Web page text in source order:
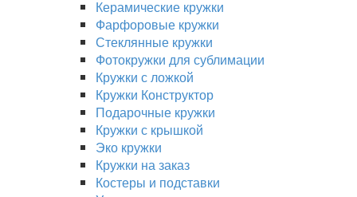
Керамические кружки
Фарфоровые кружки
Стеклянные кружки
Фотокружки для сублимации
Кружки с ложкой
Кружки Конструктор
Подарочные кружки
Кружки с крышкой
Эко кружки
Кружки на заказ
Костеры и подставки